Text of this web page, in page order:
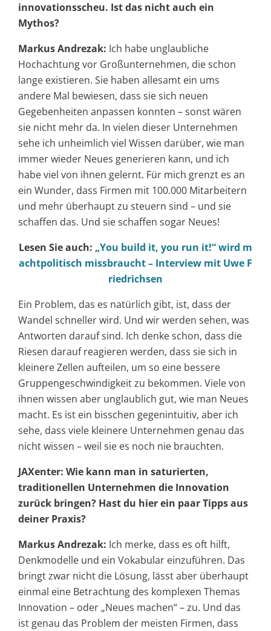
innovationsscheu. Ist das nicht auch ein
Mythos?
Markus Andrezak: Ich habe unglaubliche
Hochachtung vor Großunternehmen, die schon
lange existieren. Sie haben allesamt ein ums
andere Mal bewiesen, dass sie sich neuen
Gegebenheiten anpassen konnten – sonst wären
sie nicht mehr da. In vielen dieser Unternehmen
sehe ich unheimlich viel Wissen darüber, wie man
immer wieder Neues generieren kann, und ich
habe viel von ihnen gelernt. Für mich grenzt es an
ein Wunder, dass Firmen mit 100.000 Mitarbeitern
und mehr überhaupt zu steuern sind – und sie
schaffen das. Und sie schaffen sogar Neues!
Lesen Sie auch: „You build it, you run it!“ wird m
achtpolitisch missbraucht – Interview mit Uwe F
riedrichsen
Ein Problem, das es natürlich gibt, ist, dass der
Wandel schneller wird. Und wir werden sehen, was
Antworten darauf sind. Ich denke schon, dass die
Riesen darauf reagieren werden, dass sie sich in
kleinere Zellen aufteilen, um so eine bessere
Gruppengeschwindigkeit zu bekommen. Viele von
ihnen wissen aber unglaublich gut, wie man Neues
macht. Es ist ein bisschen gegenintuitiv, aber ich
sehe, dass viele kleinere Unternehmen genau das
nicht wissen – weil sie es noch nie brauchten.
JAXenter: Wie kann man in saturierten,
traditionellen Unternehmen die Innovation
zurück bringen? Hast du hier ein paar Tipps aus
deiner Praxis?
Markus Andrezak: Ich merke, dass es oft hilft,
Denkmodelle und ein Vokabular einzuführen. Das
bringt zwar nicht die Lösung, lässt aber überhaupt
einmal eine Betrachtung des komplexen Themas
Innovation – oder „Neues machen“ – zu. Und das
ist genau das Problem der meisten Firmen, dass